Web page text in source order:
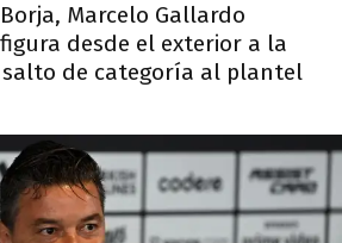
Marcelo Gallardo
desde el exterior a la
de categoría al plantel